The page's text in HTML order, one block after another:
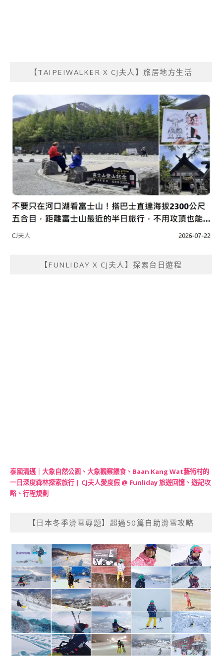
【TAIPEIWALKER X CJ夫人】旅居地方生活
【FUNLIDAY X CJ夫人】探索台日遊程
泰國清邁｜大象自然公園、大象觀察餵食、Baan Kang Wat藝術村的
一日深度森林探索旅行 | CJ夫人愛度假 @ Funliday 旅遊回憶、遊記攻
略、行程規劃
【日本冬季滑雪專題】超過50篇自助滑雪攻略